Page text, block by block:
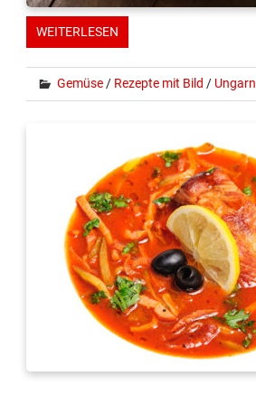
WEITERLESEN
Gemüse/ Rezepte mit Bild / Ungarn